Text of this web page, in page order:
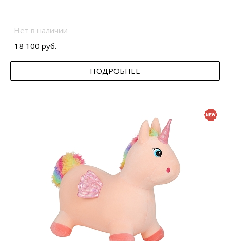
Нет в наличии
18 100 руб.
ПОДРОБНЕЕ